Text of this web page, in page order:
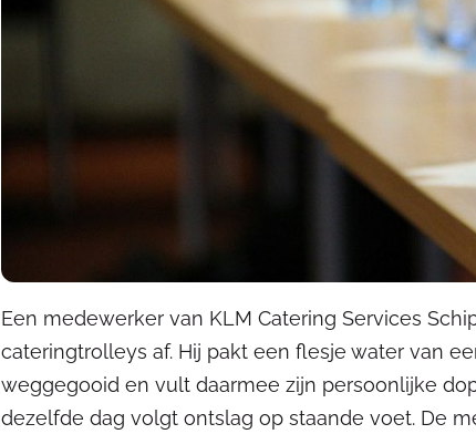
Een medewerker van KLM Catering Services
cateringtrolleys af. Hij pakt een flesje water van
weggegooid en vult daarmee zijn persoonlijke
dezelfde dag volgt ontslag op staande voet. De